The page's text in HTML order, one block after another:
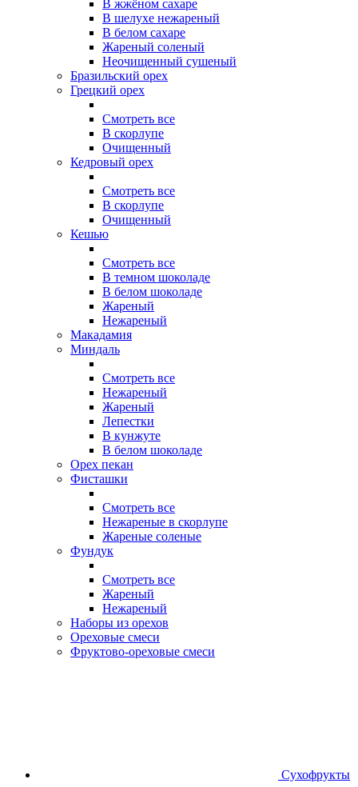
В жжёном сахаре
В шелухе нежареный
В белом сахаре
Жареный соленый
Неочищенный сушеный
Бразильский орех
Грецкий орех
Смотреть все
В скорлупе
Очищенный
Кедровый орех
Смотреть все
В скорлупе
Очищенный
Кешью
Смотреть все
В темном шоколаде
В белом шоколаде
Жареный
Нежареный
Макадамия
Миндаль
Смотреть все
Нежареный
Жареный
Лепестки
В кунжуте
В белом шоколаде
Орех пекан
Фисташки
Смотреть все
Нежареные в скорлупе
Жареные соленые
Фундук
Смотреть все
Жареный
Нежареный
Наборы из орехов
Ореховые смеси
Фруктово-ореховые смеси
Сухофрукты